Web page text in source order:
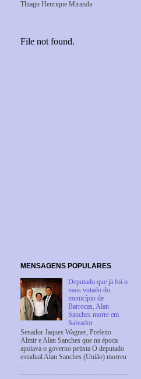
Thiago Henrique Miranda
MENSAGENS POPULARES
Deputado que já foi o
mais votado do
município de
Barrocas, Alan
Sanches morre em
Salvador
Senador Jaques Wagner, Prefeito
Almir e Alan Sanches que na época
apoiava o governo petista O deputado
estadual Alan Sanches (União) morreu
...